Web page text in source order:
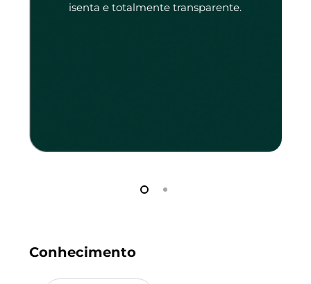
isenta e totalmente transparente.
Conhecimento